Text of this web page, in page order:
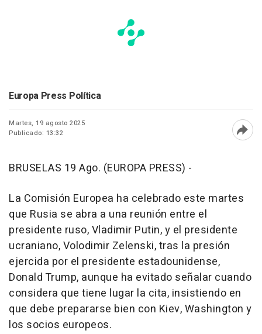
Europa Press Política
Martes, 19 agosto 2025
Publicado: 13:32
BRUSELAS 19 Ago. (EUROPA PRESS) -
La Comisión Europea ha celebrado este martes
que Rusia se abra a una reunión entre el
presidente ruso, Vladimir Putin, y el presidente
ucraniano, Volodimir Zelenski, tras la presión
ejercida por el presidente estadounidense,
Donald Trump, aunque ha evitado señalar cuando
considera que tiene lugar la cita, insistiendo en
que debe prepararse bien con Kiev, Washington y
los socios europeos.